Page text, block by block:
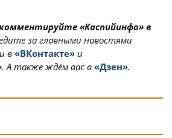
«Каспийинфо» в
за главными новостями
в «ВКонтакте» и
. А также ждём вас в «Дзен».